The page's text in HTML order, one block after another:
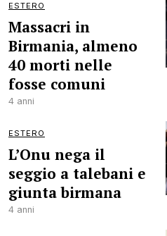
ESTERO
Massacri in
Birmania, almeno
40 morti nelle
fosse comuni
4 anni
ESTERO
L’Onu nega il
seggio a talebani e
giunta birmana
4 anni